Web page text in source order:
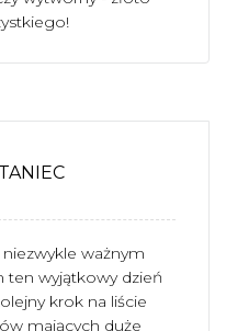
ważnym
ten wyjątkowy dzień
krok na liście
mających duże